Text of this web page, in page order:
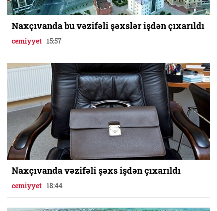
Naxçıvanda bu vəzifəli şəxslər işdən çıxarıldı
cemiyyet 15:57
Naxçıvanda vəzifəli şəxs işdən çıxarıldı
cemiyyet 18:44